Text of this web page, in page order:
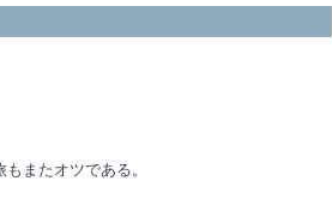
またオツである。